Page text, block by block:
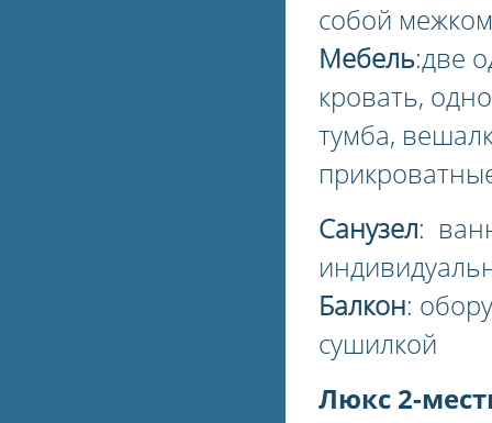
собой
Мебель:две
кровать,
тумба,
Санузел:
Балкон:
сушилкой
Люкс 2-